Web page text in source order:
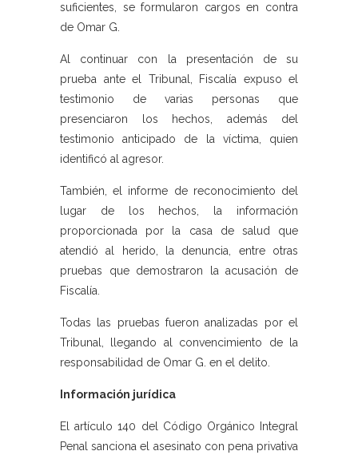
suficientes, se formularon cargos en contra
de Omar G.
Al continuar con la presentación de su
prueba ante el Tribunal, Fiscalía expuso el
testimonio de varias personas que
presenciaron los hechos, además del
testimonio anticipado de la víctima, quien
identificó al agresor.
También, el informe de reconocimiento del
lugar de los hechos, la información
proporcionada por la casa de salud que
atendió al herido, la denuncia, entre otras
pruebas que demostraron la acusación de
Fiscalía.
Todas las pruebas fueron analizadas por el
Tribunal, llegando al convencimiento de la
responsabilidad de Omar G. en el delito.
Información jurídica
El artículo 140 del Código Orgánico Integral
Penal sanciona el asesinato con pena privativa